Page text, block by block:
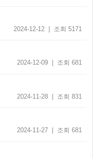
2024-12-12 | 조회 5171
2024-12-09 | 조회 681
2024-11-28 | 조회 831
2024-11-27 | 조회 681